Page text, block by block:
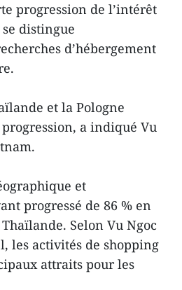
progression de l’intérêt
distingue
d’hébergement
et la Pologne
a indiqué Vu
et
progressé de 86 % en
Selon Vu Ngoc
les activités de shopping
attraits pour les